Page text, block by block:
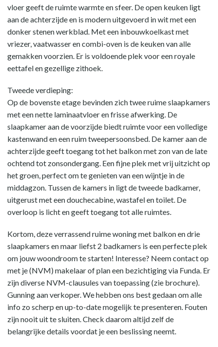
vloer geeft de ruimte warmte en sfeer. De open keuken ligt
aan de achterzijde en is modern uitgevoerd in wit met een
donker stenen werkblad. Met een inbouwkoelkast met
vriezer, vaatwasser en combi-oven is de keuken van alle
gemakken voorzien. Er is voldoende plek voor een royale
eettafel en gezellige zithoek.
Tweede verdieping:
Op de bovenste etage bevinden zich twee ruime slaapkamers
met een nette laminaatvloer en frisse afwerking. De
slaapkamer aan de voorzijde biedt ruimte voor een volledige
kastenwand en een ruim tweepersoonsbed. De kamer aan de
achterzijde geeft toegang tot het balkon met zon van de late
ochtend tot zonsondergang. Een fijne plek met vrij uitzicht op
het groen, perfect om te genieten van een wijntje in de
middagzon. Tussen de kamers in ligt de tweede badkamer,
uitgerust met een douchecabine, wastafel en toilet. De
overloop is licht en geeft toegang tot alle ruimtes.
Kortom, deze verrassend ruime woning met balkon en drie
slaapkamers en maar liefst 2 badkamers is een perfecte plek
om jouw woondroom te starten! Interesse? Neem contact op
met je (NVM) makelaar of plan een bezichtiging via Funda. Er
zijn diverse NVM-clausules van toepassing (zie brochure).
Gunning aan verkoper. We hebben ons best gedaan om alle
info zo scherp en up-to-date mogelijk te presenteren. Fouten
zijn nooit uit te sluiten. Check daarom altijd zelf de
belangrijke details voordat je een beslissing neemt.